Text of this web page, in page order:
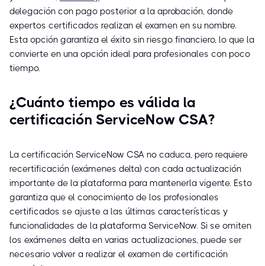
delegación con pago posterior a la aprobación, donde
expertos certificados realizan el examen en su nombre.
Esta opción garantiza el éxito sin riesgo financiero, lo que la
convierte en una opción ideal para profesionales con poco
tiempo.
¿Cuánto tiempo es válida la
certificación ServiceNow CSA?
La certificación ServiceNow CSA no caduca, pero requiere
recertificación (exámenes delta) con cada actualización
importante de la plataforma para mantenerla vigente. Esto
garantiza que el conocimiento de los profesionales
certificados se ajuste a las últimas características y
funcionalidades de la plataforma ServiceNow. Si se omiten
los exámenes delta en varias actualizaciones, puede ser
necesario volver a realizar el examen de certificación